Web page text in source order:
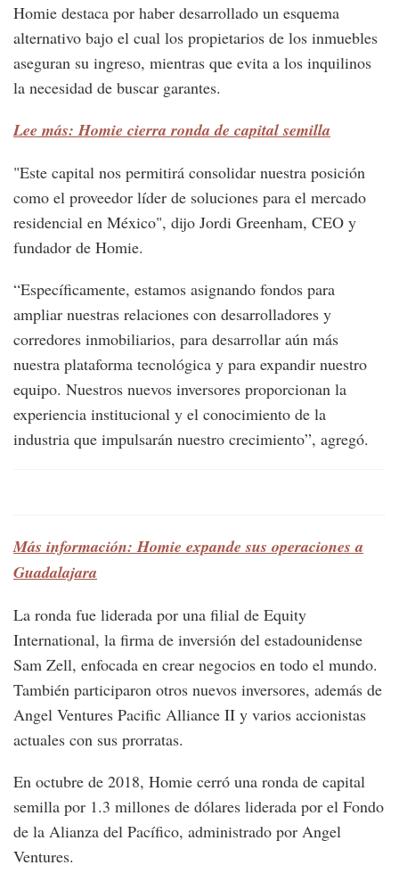
Homie destaca por haber desarrollado un esquema
alternativo bajo el cual los propietarios de los inmuebles
aseguran su ingreso, mientras que evita a los inquilinos
la necesidad de buscar garantes.
Lee más: Homie cierra ronda de capital semilla
"Este capital nos permitirá consolidar nuestra posición
como el proveedor líder de soluciones para el mercado
residencial en México", dijo Jordi Greenham, CEO y
fundador de Homie.
“Específicamente, estamos asignando fondos para
ampliar nuestras relaciones con desarrolladores y
corredores inmobiliarios, para desarrollar aún más
nuestra plataforma tecnológica y para expandir nuestro
equipo. Nuestros nuevos inversores proporcionan la
experiencia institucional y el conocimiento de la
industria que impulsarán nuestro crecimiento”, agregó.
Más información: Homie expande sus operaciones a
Guadalajara
La ronda fue liderada por una filial de Equity
International, la firma de inversión del estadounidense
Sam Zell, enfocada en crear negocios en todo el mundo.
También participaron otros nuevos inversores, además de
Angel Ventures Pacific Alliance II y varios accionistas
actuales con sus prorratas.
En octubre de 2018, Homie cerró una ronda de capital
semilla por 1.3 millones de dólares liderada por el Fondo
de la Alianza del Pacífico, administrado por Angel
Ventures.